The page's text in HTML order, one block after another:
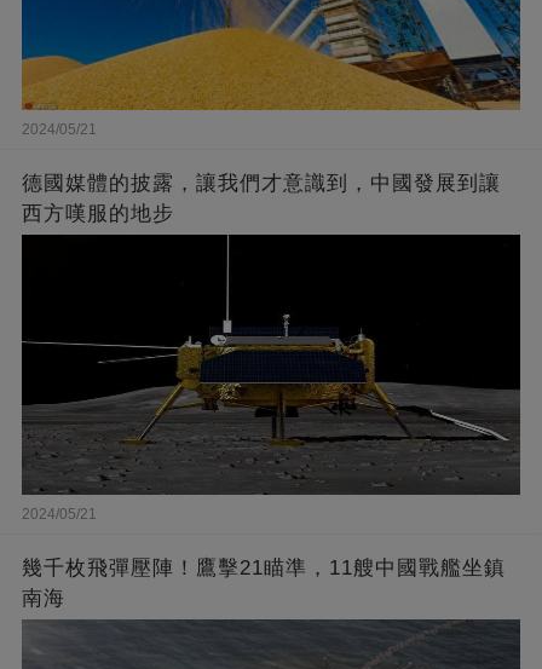
2024/05/21
德國媒體的披露，讓我們才意識到，中國發展到讓
西方嘆服的地步
2024/05/21
幾千枚飛彈壓陣！鷹擊21瞄準，11艘中國戰艦坐鎮
南海